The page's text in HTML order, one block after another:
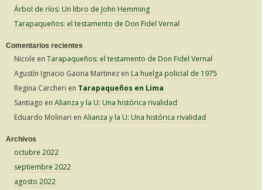
Árbol de ríos: Un libro de John Hemming
Tarapaqueños: el testamento de Don Fidel Vernal
Comentarios recientes
Nicole en Tarapaqueños: el testamento de Don Fidel Vernal
Agustín Ignacio Gaona Martinez en La huelga policial de 1975
Regina Carcheri en Tarapaqueños en Lima
Santiago en Alianza y la U: Una histórica rivalidad
Eduardo Molinari en Alianza y la U: Una histórica rivalidad
Archivos
octubre 2022
septiembre 2022
agosto 2022